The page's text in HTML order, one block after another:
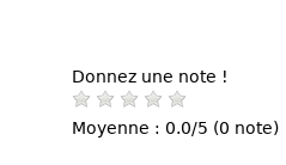
Donnez une note !
Moyenne : 0.0/5 (0 note)